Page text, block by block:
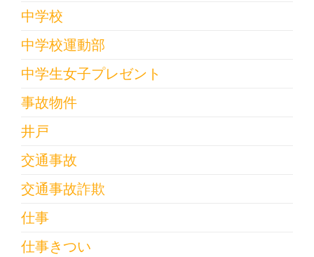
中学校
中学校運動部
中学生女子プレゼント
事故物件
井戸
交通事故
交通事故詐欺
仕事
仕事きつい